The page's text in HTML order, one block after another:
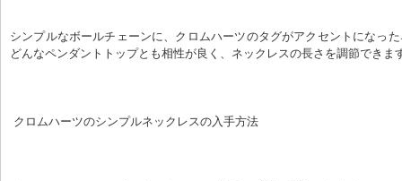
シンプルなボールチェーンに、クロムハーツのタグがアクセントになっ
どんなペンダントトップとも相性が良く、ネックレスの長さを調節できま
クロムハーツのシンプルネックレスの入手方法